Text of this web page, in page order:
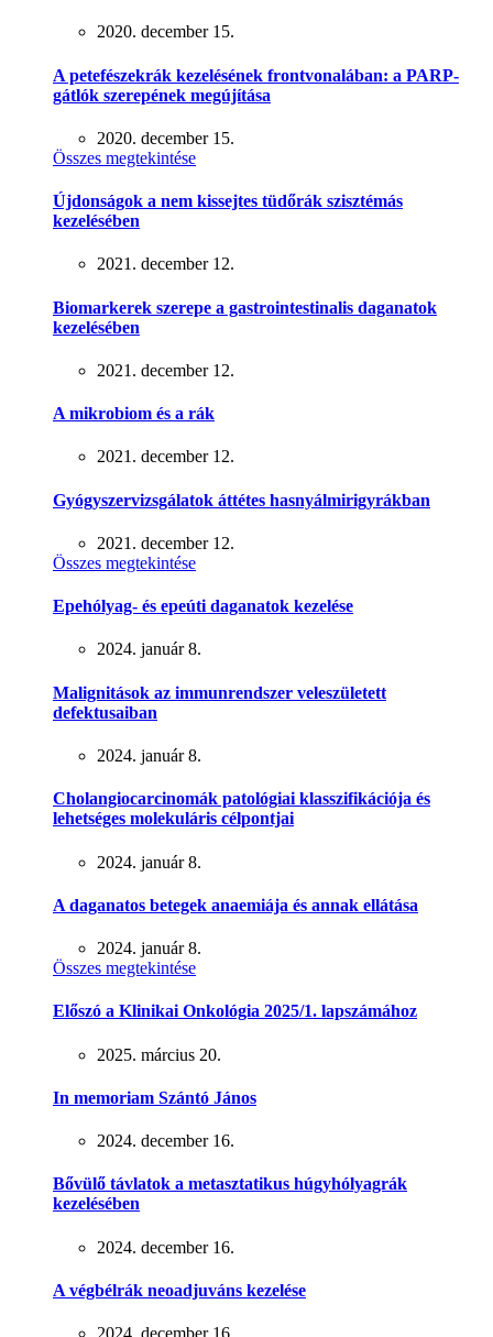
2020. december 15.
A petefészekrák kezelésének frontvonalában: a PARP-
gátlók szerepének megújítása
2020. december 15.
Összes megtekintése
Újdonságok a nem kissejtes tüdőrák szisztémás
kezelésében
2021. december 12.
Biomarkerek szerepe a gastrointestinalis daganatok
kezelésében
2021. december 12.
A mikrobiom és a rák
2021. december 12.
Gyógyszervizsgálatok áttétes hasnyálmirigyrákban
2021. december 12.
Összes megtekintése
Epehólyag- és epeúti daganatok kezelése
2024. január 8.
Malignitások az immunrendszer veleszületett
defektusaiban
2024. január 8.
Cholangiocarcinomák patológiai klasszifikációja és
lehetséges molekuláris célpontjai
2024. január 8.
A daganatos betegek anaemiája és annak ellátása
2024. január 8.
Összes megtekintése
Előszó a Klinikai Onkológia 2025/1. lapszámához
2025. március 20.
In memoriam Szántó János
2024. december 16.
Bővülő távlatok a metasztatikus húgyhólyagrák
kezelésében
2024. december 16.
A végbélrák neoadjuváns kezelése